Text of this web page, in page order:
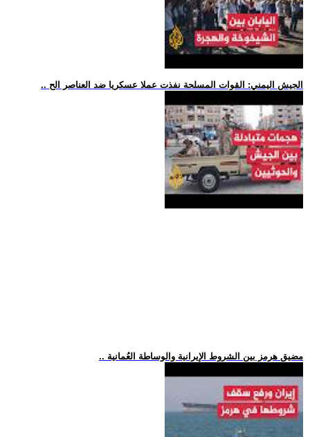
.. الجيش اليمني: القوات المسلحة نفذت عملا عسكريا ضد العناصر الح
.. مضيق هرمز بين الشروط الإيرانية والوساطة العُمانية